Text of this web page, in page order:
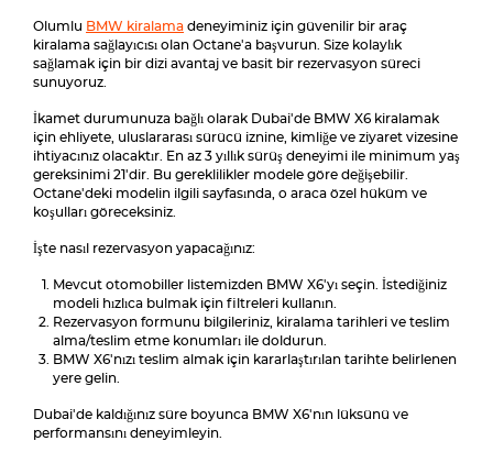
Olumlu BMW kiralama deneyiminiz için güvenilir bir araç
kiralama sağlayıcısı olan Octane'a başvurun. Size kolaylık
sağlamak için bir dizi avantaj ve basit bir rezervasyon süreci
sunuyoruz.
İkamet durumunuza bağlı olarak Dubai'de BMW X6 kiralamak
için ehliyete, uluslararası sürücü iznine, kimliğe ve ziyaret vizesine
ihtiyacınız olacaktır. En az 3 yıllık sürüş deneyimi ile minimum yaş
gereksinimi 21'dir. Bu gereklilikler modele göre değişebilir.
Octane'deki modelin ilgili sayfasında, o araca özel hüküm ve
koşulları göreceksiniz.
İşte nasıl rezervasyon yapacağınız:
Mevcut otomobiller listemizden BMW X6'yı seçin. İstediğiniz
modeli hızlıca bulmak için filtreleri kullanın.
Rezervasyon formunu bilgileriniz, kiralama tarihleri ve teslim
alma/teslim etme konumları ile doldurun.
BMW X6'nızı teslim almak için kararlaştırılan tarihte belirlenen
yere gelin.
Dubai'de kaldığınız süre boyunca BMW X6'nın lüksünü ve
performansını deneyimleyin.